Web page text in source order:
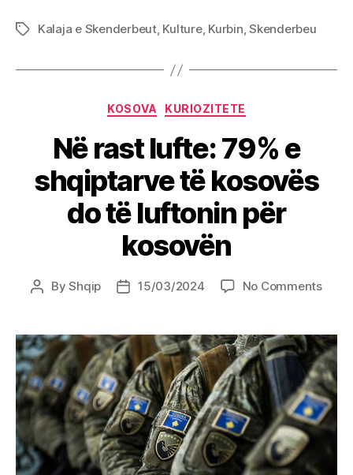
TagsKalaja e Skenderbeut, Kulture, Kurbin,Skenderbeu
Categories
KOSOVA KURIOZITETE
Në rast lufte: 79% e
shqiptarve të kosovës
do të luftonin për
kosovën
PostByShqip
Post15/03/2024 No Commentson
lufte:
79%
e
të